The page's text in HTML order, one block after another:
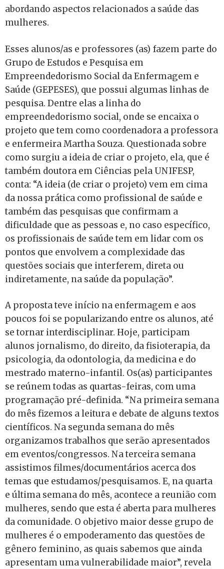
abordando aspectos relacionados a saúde das
mulheres.
Esses alunos/as e professores (as) fazem parte do
Grupo de Estudos e Pesquisa em
Empreendedorismo Social da Enfermagem e
Saúde (GEPESES), que possui algumas linhas de
pesquisa. Dentre elas a linha do
empreendedorismo social, onde se encaixa o
projeto que tem como coordenadora a professora
e enfermeira Martha Souza. Questionada sobre
como surgiu a ideia de criar o projeto, ela, que é
também doutora em Ciências pela UNIFESP,
conta: “A ideia (de criar o projeto) vem em cima
da nossa prática como profissional de saúde e
também das pesquisas que confirmam a
dificuldade que as pessoas e, no caso específico,
os profissionais de saúde tem em lidar com os
pontos que envolvem a complexidade das
questões sociais que interferem, direta ou
indiretamente, na saúde da população”.
A proposta teve início na enfermagem e aos
poucos foi se popularizando entre os alunos, até
se tornar interdisciplinar. Hoje, participam
alunos jornalismo, do direito, da fisioterapia, da
psicologia, da odontologia, da medicina e do
mestrado materno-infantil. Os(as) participantes
se reúnem todas as quartas-feiras, com uma
programação pré-definida. “Na primeira semana
do mês fizemos a leitura e debate de alguns textos
científicos. Na segunda semana do mês
organizamos trabalhos que serão apresentados
em eventos/congressos. Na terceira semana
assistimos filmes/documentários acerca dos
temas que estudamos/pesquisamos. E, na quarta
e última semana do mês, acontece a reunião com
mulheres, sendo que esta é aberta para mulheres
da comunidade. O objetivo maior desse grupo de
mulheres é o empoderamento das questões de
gênero feminino, as quais sabemos que ainda
apresentam uma vulnerabilidade maior”, revela